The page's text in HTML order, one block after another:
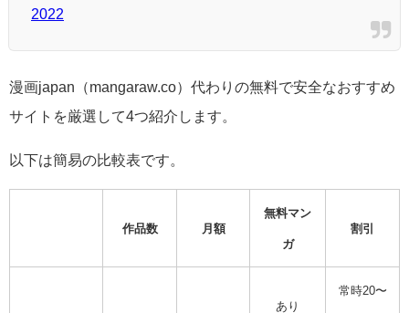
2022
漫画japan（mangaraw.co）代わりの無料で安全なおすすめ
サイトを厳選して4つ紹介します。
以下は簡易の比較表です。
作品数 月額
無料マン
ガ
割引
あり
常時20〜